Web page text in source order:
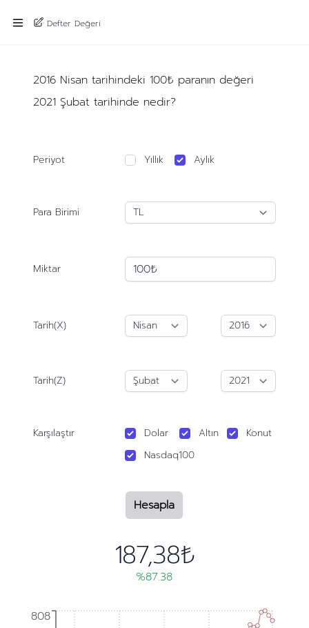
Defter Değeri
2016 Nisan tarihindeki 100₺ paranın değeri
2021 Şubat tarihinde nedir?
Periyot Yıllık Aylık
Para Birimi
Miktar
Tarih(X)
Tarih(Z)
Karşılaştır Dolar Altın
Konut
Nasdaq100
Hesapla
187,38₺
%87.38
808
808